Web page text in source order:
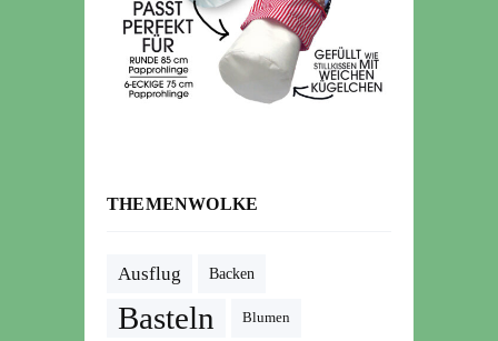
THEMENWOLKE
Ausflug Backen
Basteln Blumen